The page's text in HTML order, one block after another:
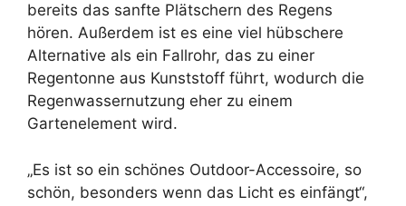
bereits das sanfte Plätschern des Regens
hören. Außerdem ist es eine viel hübschere
Alternative als ein Fallrohr, das zu einer
Regentonne aus Kunststoff führt, wodurch die
Regenwassernutzung eher zu einem
Gartenelement wird.
„Es ist so ein schönes Outdoor-Accessoire, so
schön, besonders wenn das Licht es einfängt“,